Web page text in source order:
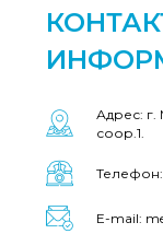
Адрес: г.
соор.1.
Телефон:
E-mail: